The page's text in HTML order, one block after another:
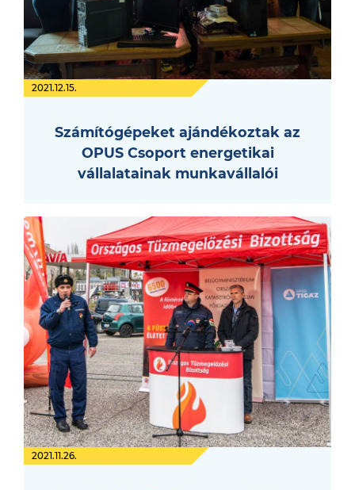
2021.12.15.
Számítógépeket ajándékoztak az
OPUS Csoport energetikai
vállalatainak munkavállalói
2021.11.26.